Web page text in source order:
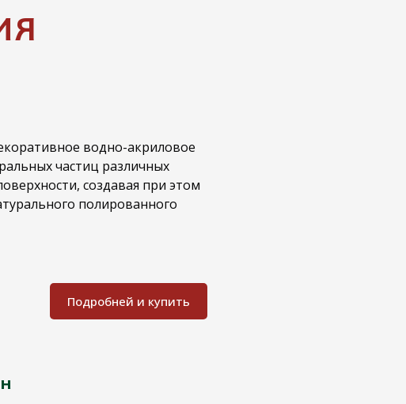
водно-акриловое
частиц различных
создавая при этом
полированного
Подробней и купить